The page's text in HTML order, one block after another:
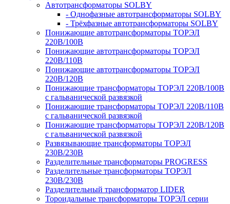
Автотрансформаторы SOLBY
- Однофазные автотрансформаторы SOLBY
- Трёхфазные автотрансформаторы SOLBY
Понижающие автотрансформаторы ТОРЭЛ
220В/100В
Понижающие автотрансформаторы ТОРЭЛ
220В/110В
Понижающие автотрансформаторы ТОРЭЛ
220В/120В
Понижающие трансформаторы ТОРЭЛ 220В/100В
с гальванической развязкой
Понижающие трансформаторы ТОРЭЛ 220В/110В
с гальванической развязкой
Понижающие трансформаторы ТОРЭЛ 220В/120В
с гальванической развязкой
Развязывающие трансформаторы ТОРЭЛ
230В/230В
Разделительные трансформаторы PROGRESS
Разделительные трансформаторы ТОРЭЛ
230В/230В
Разделительный трансформатор LIDER
Тороидальные трансформаторы ТОРЭЛ серии